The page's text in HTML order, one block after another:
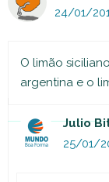
24/01/
O limão
argentina e o
Julio
25/01/